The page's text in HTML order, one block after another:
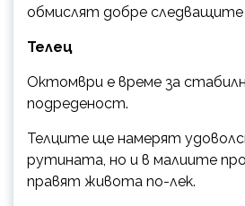
обмислят добре следващите
Телец
Октомври е време за
подреденост.
Телците ще намерят
рутината, но и в малиите
правят живота по-лек.